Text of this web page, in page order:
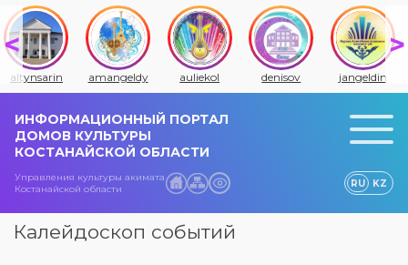
altynsarin amangeldy auliekol denisov jangeldin
ИНФОРМАЦИОННЫЙ ПОРТАЛ
ДОМОВ КУЛЬТУРЫ
КОСТАНАЙСКОЙ ОБЛАСТИ
Управления культуры акимата
Костанайской области
RU KZ
Калейдоскоп событий